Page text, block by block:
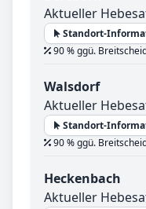
Aktueller
Standort-
90 % ggü.
Walsdorf
Aktueller
Standort-
90 % ggü.
Heckenbach
Aktueller